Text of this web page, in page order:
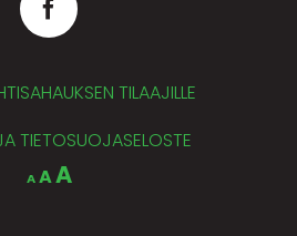
TILAAJILLE
TIETOSUOJASELOSTE
A
Decrease
font
A Reset
AIncrease